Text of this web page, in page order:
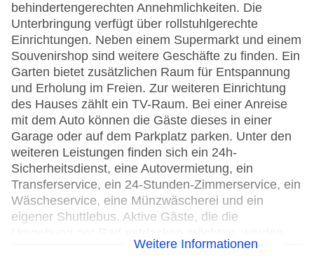
behindertengerechten Annehmlichkeiten. Die
Unterbringung verfügt über rollstuhlgerechte
Einrichtungen. Neben einem Supermarkt und einem
Souvenirshop sind weitere Geschäfte zu finden. Ein
Garten bietet zusätzlichen Raum für Entspannung
und Erholung im Freien. Zur weiteren Einrichtung
des Hauses zählt ein TV-Raum. Bei einer Anreise
mit dem Auto können die Gäste dieses in einer
Garage oder auf dem Parkplatz parken. Unter den
weiteren Leistungen finden sich ein 24h-
Sicherheitsdienst, eine Autovermietung, ein
Transferservice, ein 24-Stunden-Zimmerservice, ein
Wäscheservice, eine Münzwäscherei und ein
eigener Shuttlebus. Aktive Gäste, die die
den Fahrradverleih zu schätzen wissen,
Weitere Informationen